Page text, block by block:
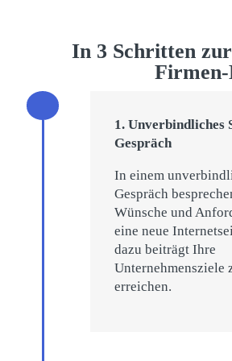
In 3 Schritten
Firmen-
1. Unverbindliches
Gespräch
In einem
Gespräch
Wünsche und
eine neue
dazu beiträgt Ihre
Unternehmensziele
erreichen.